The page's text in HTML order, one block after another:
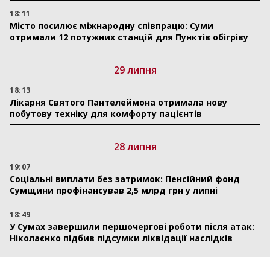
18:11
Місто посилює міжнародну співпрацю: Суми
отримали 12 потужних станцій для Пунктів обігріву
29 липня
18:13
Лікарня Святого Пантелеймона отримала нову
побутову техніку для комфорту пацієнтів
28 липня
19:07
Соціальні виплати без затримок: Пенсійний фонд
Сумщини профінансував 2,5 млрд грн у липні
18:49
У Сумах завершили першочергові роботи після атак:
Ніколаєнко підбив підсумки ліквідації наслідків